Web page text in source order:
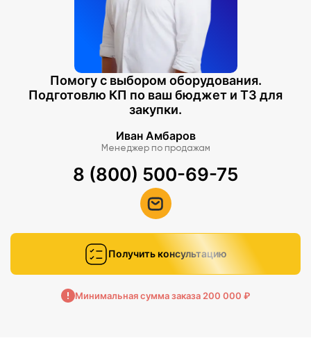
Помогу с выбором оборудования.
Подготовлю КП по ваш бюджет и ТЗ для
закупки.
Иван Амбаров
Менеджер по продажам
8 (800) 500-69-75
Получить консультацию
Минимальная сумма заказа 200 000 ₽